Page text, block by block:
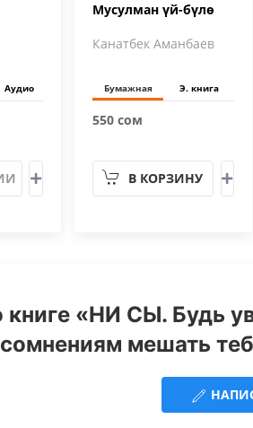
Аудио
Мусулман үй-бүлө
Канатбек Аманбаев
Бумажная Э. книга
550 сом
В КОРЗИНУ
«НИ СЫ. Будь
сомнениям мешать